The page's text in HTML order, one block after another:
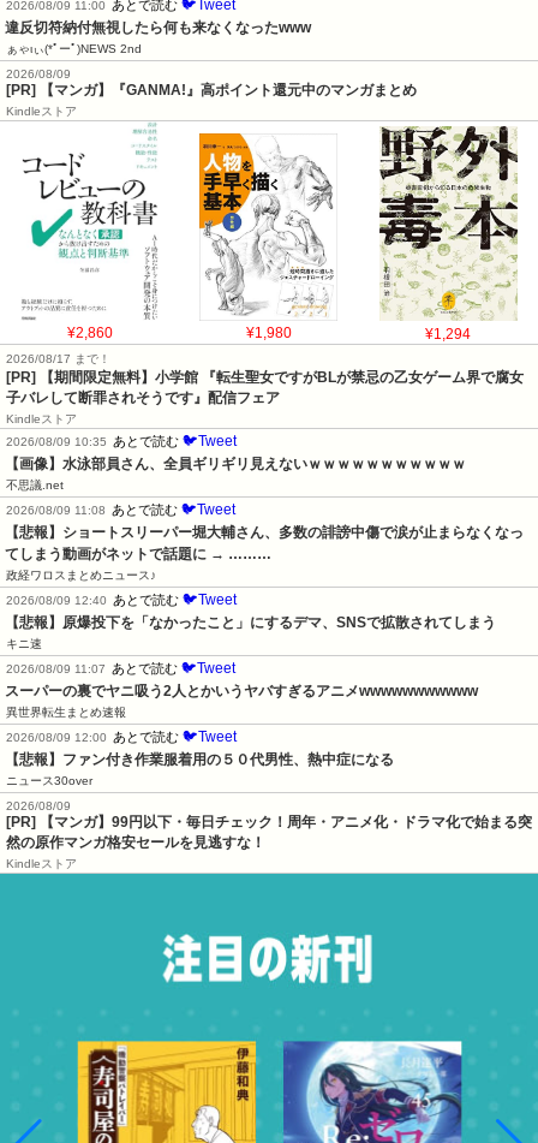
2026/08/09 11:00 あとで読む 🐦Tweet
違反切符納付無視したら何も来なくなったwww
ぁゃιぃ(*ﾟーﾟ)NEWS 2nd
2026/08/09
[PR] 【マンガ】『GANMA!』高ポイント還元中のマンガまとめ
Kindleストア
¥2,860 ¥1,980 ¥1,294
2026/08/17 まで！
[PR] 【期間限定無料】小学館 『転生聖女ですがBLが禁忌の乙女ゲーム界で腐女
子バレして断罪されそうです』配信フェア
Kindleストア
2026/08/09 10:35
あとで読む 🐦Tweet
【画像】水泳部員さん、全員ギリギリ見えないｗｗｗｗｗｗｗｗｗｗｗ
不思議.net
2026/08/09 11:08
あとで読む 🐦Tweet
【悲報】ショートスリーパー堀大輔さん、多数の誹謗中傷で涙が止まらなくなっ
てしまう動画がネットで話題に → ………
政経ワロスまとめニュース♪
2026/08/09 12:40
あとで読む 🐦Tweet
【悲報】原爆投下を「なかったこと」にするデマ、SNSで拡散されてしまう
キニ速
2026/08/09 11:07
あとで読む 🐦Tweet
スーパーの裏でヤニ吸う2人とかいうヤバすぎるアニメwwwwwwwwwww
異世界転生まとめ速報
2026/08/09 12:00
あとで読む 🐦Tweet
【悲報】ファン付き作業服着用の５０代男性、熱中症になる
ニュース30over
2026/08/09
[PR] 【マンガ】99円以下・毎日チェック！周年・アニメ化・ドラマ化で始まる突
然の原作マンガ格安セールを見逃すな！
Kindleストア